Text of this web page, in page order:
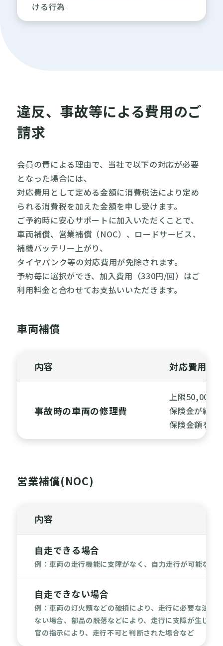
ける行為
違反、事故等による費用のご
請求
会員の責による理由で、当社で以下の対応が必要
となった場合には、
対応費用として定める金額に消費税法により定め
られる消費税を加えた金額を申し受けます。
ご予約時に安心サポートに加入いただくことで、
車両補償、営業補償（NOC）、ロードサービス、
補機バッテリー上がり、
タイヤパンク等の対応費用が免除されます。
予約毎に選択ができ、加入費用（330円/回）はご
利用料金と合わせてお支払いいただきます。
車両補償
内容 対応費用
事故時の車両の修理費
上限50,000円
保険金が給付
保険金額を超
営業補償(NOC)
内容
自走できる場合
例：車両の走行機能に支障がなく、自力走行が可能な状
自走できない場合
例：車両の灯火類などの破損により、走行に必要な法令
ない場合、部品の脱落などにより、走行に支障が生じて
官の指示により、走行不可と判断された場合など